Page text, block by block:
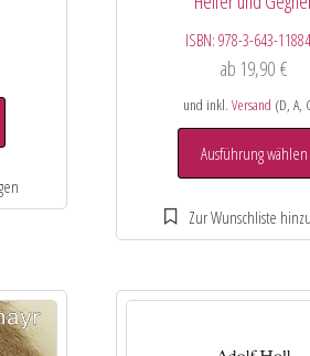
ISBN:978-3-643-
ab 19,90€
und inkl.Versand (D, A,
Ausführung wählen